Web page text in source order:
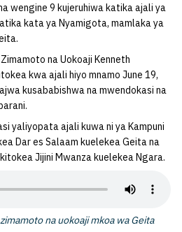
wengine 9 kujeruhiwa katika ajali ya
kata ya Nyamigota, mamlaka ya
na Uokoaji Kenneth
kwa ajali hiyo mnamo June 19,
kusababishwa na mwendokasi na
yaliyopata ajali kuwa ni ya Kampuni
Dar es Salaam kuelekea Geita na
Jijini Mwanza kuelekea Ngara.
na uokoaji mkoa wa Geita